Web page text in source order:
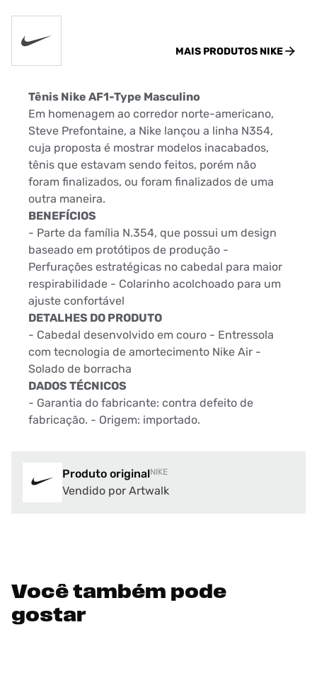
MAIS PRODUTOS NIKE
Tênis Nike AF1-Type Masculino
Em homenagem ao corredor norte-americano,
Steve Prefontaine, a Nike lançou a linha N354,
cuja proposta é mostrar modelos inacabados,
tênis que estavam sendo feitos, porém não
foram finalizados, ou foram finalizados de uma
outra maneira.
BENEFÍCIOS
- Parte da família N.354, que possui um design
baseado em protótipos de produção -
Perfurações estratégicas no cabedal para maior
respirabilidade - Colarinho acolchoado para um
ajuste confortável
DETALHES DO PRODUTO
- Cabedal desenvolvido em couro - Entressola
com tecnologia de amortecimento Nike Air -
Solado de borracha
DADOS TÉCNICOS
- Garantia do fabricante: contra defeito de
fabricação. - Origem: importado.
Produto originalNIKE
Vendido por Artwalk
Você também pode
gostar